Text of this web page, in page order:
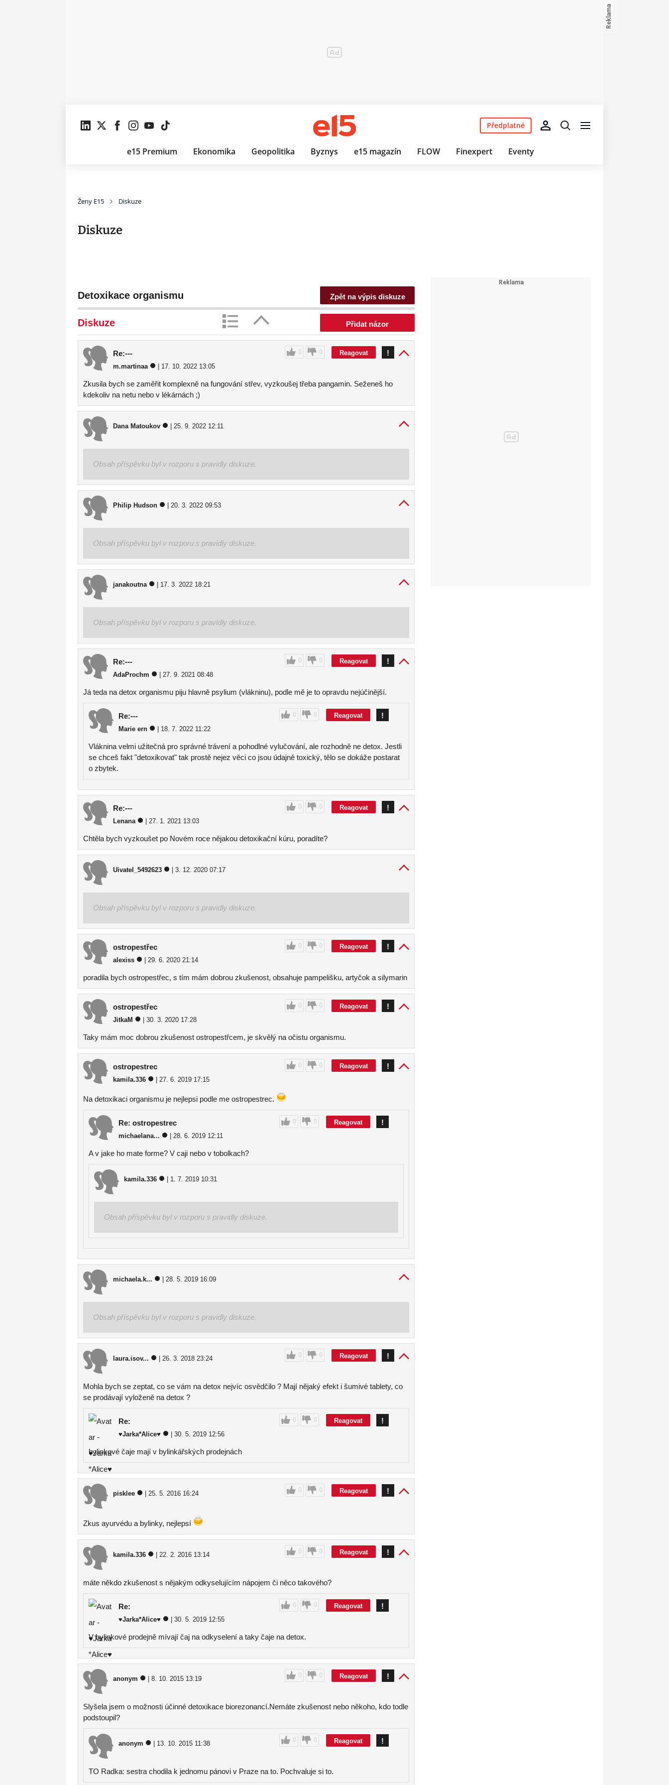
e15 Premium Ekonomika Geopolitika Byznys e15 magazín FLOW Finexpert Eventy
Předplatné
Ženy E15 Diskuze
Diskuze
Detoxikace organismu Zpět na výpis diskuze
Diskuze Přidat názor
Re:---
m.martinaa | 17. 10. 2022 13:05
0 0 Reagovat !
Zkusila bych se zaměřit komplexně na fungování střev, vyzkoušej třeba pangamin. Seženeš ho
kdekoliv na netu nebo v lékárnách ;)
Dana Matoukov | 25. 9. 2022 12:11
Obsah příspěvku byl v rozporu s pravidly diskuze.
Philip Hudson | 20. 3. 2022 09:53
Obsah příspěvku byl v rozporu s pravidly diskuze.
janakoutna | 17. 3. 2022 18:21
Obsah příspěvku byl v rozporu s pravidly diskuze.
Re:---
AdaProchm | 27. 9. 2021 08:48
0 0 Reagovat !
Já teda na detox organismu piju hlavně psylium (vlákninu), podle mě je to opravdu nejúčinější.
Re:---
Marie ern | 18. 7. 2022 11:22
0 0 Reagovat !
Vláknina velmi užitečná pro správné trávení a pohodlné vylučování, ale rozhodně ne detox. Jestli
se chceš fakt "detoxikovat" tak prostě nejez věci co jsou údajně toxický, tělo se dokáže postarat
o zbytek.
Re:---
Lenana | 27. 1. 2021 13:03
0 0 Reagovat !
Chtěla bych vyzkoušet po Novém roce nějakou detoxikační kúru, poradíte?
Uivatel_5492623 | 3. 12. 2020 07:17
Obsah příspěvku byl v rozporu s pravidly diskuze.
ostropestřec
alexiss | 29. 6. 2020 21:14
0 0 Reagovat !
poradila bych ostropestřec, s tím mám dobrou zkušenost, obsahuje pampelišku, artyčok a silymarin
ostropestřec
JitkaM | 30. 3. 2020 17:28
0 0 Reagovat !
Taky mám moc dobrou zkušenost ostropestřcem, je skvělý na očistu organismu.
ostropestrec
kamila.336 | 27. 6. 2019 17:15
0 0 Reagovat !
Na detoxikaci organismu je nejlepsi podle me ostropestrec.
Re: ostropestrec
michaelana... | 28. 6. 2019 12:11
0 0 Reagovat !
A v jake ho mate forme? V caji nebo v tobolkach?
kamila.336 | 1. 7. 2019 10:31
Obsah příspěvku byl v rozporu s pravidly diskuze.
michaela.k... | 28. 5. 2019 16:09
Obsah příspěvku byl v rozporu s pravidly diskuze.
laura.isov... | 26. 3. 2018 23:24 0 0 Reagovat !
Mohla bych se zeptat, co se vám na detox nejvíc osvědčilo ? Mají nějaký efekt i šumivé tablety, co
se prodávají vyloženě na detox ?
Re:
♥Jarka*Alice♥ | 30. 5. 2019 12:56
0 0 Reagovat !
bylinkové čaje mají v bylinkářských prodejnách
pisklee | 25. 5. 2016 16:24 0 0 Reagovat !
Zkus ayurvédu a bylinky, nejlepsí
kamila.336 | 22. 2. 2016 13:14 0 0 Reagovat !
máte někdo zkušenost s nějakým odkyselujícím nápojem či něco takového?
Re:
♥Jarka*Alice♥ | 30. 5. 2019 12:55
0 0 Reagovat !
V bylinkové prodejně mívají čaj na odkyselení a taky čaje na detox.
anonym | 8. 10. 2015 13:19 0 0 Reagovat !
Slyšela jsem o možnosti účinné detoxikace biorezonancí.Nemáte zkušenost nebo někoho, kdo todle
podstoupil?
anonym | 13. 10. 2015 11:38 0 0 Reagovat !
TO Radka: sestra chodila k jednomu pánovi v Praze na to. Pochvaluje si to.